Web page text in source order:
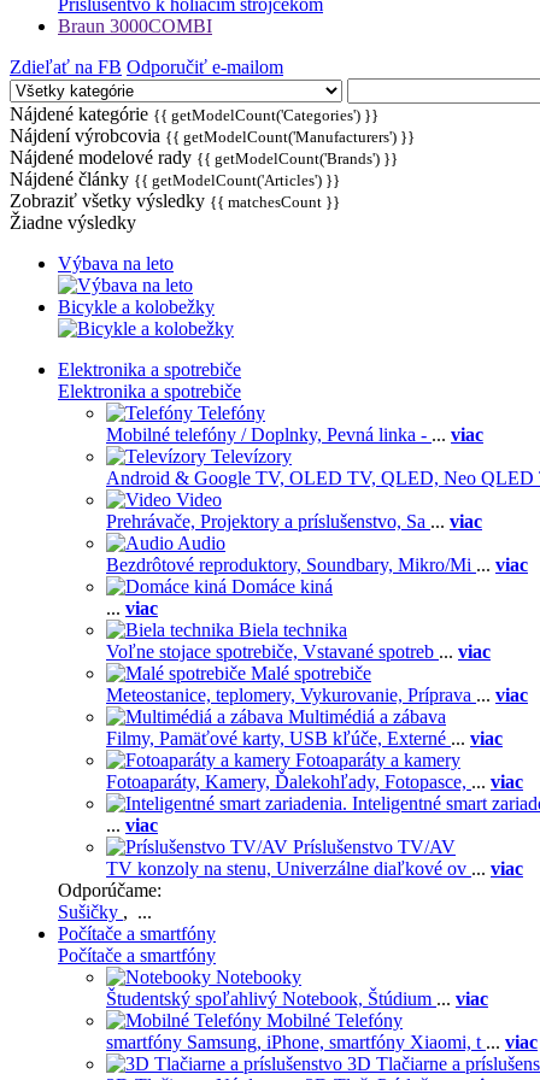
Príslušentvo k holiacim strojčekom
Braun 3000COMBI
Zdieľať na FB Odporučiť e-mailom
Nájdené kategórie {{ getModelCount('Categories') }}
Nájdení výrobcovia {{ getModelCount('Manufacturers') }}
Nájdené modelové rady {{ getModelCount('Brands') }}
Nájdené články {{ getModelCount('Articles') }}
Zobraziť všetky výsledky {{ matchesCount }}
Žiadne výsledky
Výbava na leto
Bicykle a kolobežky
Elektronika a spotrebiče
Elektronika a spotrebiče
Telefóny
Mobilné telefóny / Doplnky, Pevná linka - ... viac
Televízory
Android & Google TV, OLED TV, QLED, Neo QLED
Video
Prehrávače, Projektory a príslušenstvo, Sa ... viac
Audio
Bezdrôtové reproduktory, Soundbary, Mikro/Mi ... viac
Domáce kiná
... viac
Biela technika
Voľne stojace spotrebiče, Vstavané spotreb ... viac
Malé spotrebiče
Meteostanice, teplomery, Vykurovanie, Príprava ... viac
Multimédiá a zábava
Filmy, Pamäťové karty, USB kľúče, Externé ... viac
Fotoaparáty a kamery
Fotoaparáty, Kamery, Ďalekohľady, Fotopasce, ... viac
Inteligentné smart
... viac
Príslušenstvo TV/AV
TV konzoly na stenu, Univerzálne diaľkové ov ... viac
Odporúčame:
Sušičky , ...
Počítače a smartfóny
Počítače a smartfóny
Notebooky
Študentský spoľahlivý Notebook, Štúdium ... viac
Mobilné Telefóny
smartfóny Samsung, iPhone, smartfóny Xiaomi, t ... viac
3D Tlačiarne a